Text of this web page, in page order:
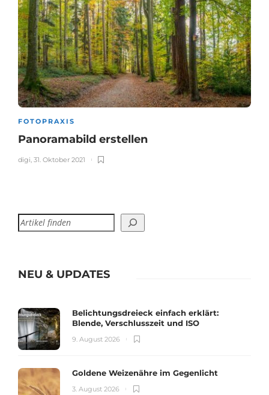
FOTOPRAXIS
Panoramabild erstellen
digi 31. Oktober 2021
NEU & UPDATES
Belichtungsdreieck einfach erklärt:
Blende, Verschlusszeit und ISO
9. August 2026
Goldene Weizenähre im Gegenlicht
3. August 2026